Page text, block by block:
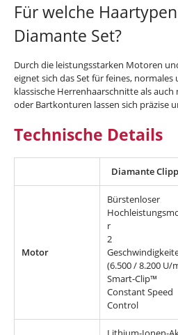
Für welche
Diamante Set?
Durch die leistungsstarken Motoren
eignet sich das Set für feines,
klassische Herrenhaarschnitte als
oder Bartkonturen lassen sich präzise
Technische Details
Diamante
Motor
Bürstenloser
r
2
(6.500 / 8.200 U/
Smart-Clip™
Constant Speed
Control